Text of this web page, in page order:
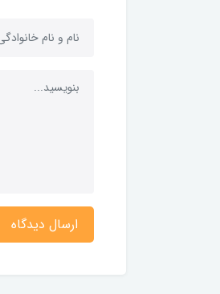
ارسال دیدگاه